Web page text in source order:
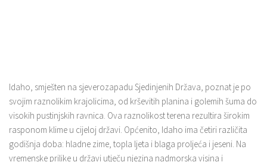
Idaho, smješten na sjeverozapadu Sjedinjenih Država, poznat je po
svojim raznolikim krajolicima, od krševitih planina i golemih šuma do
visokih pustinjskih ravnica. Ova raznolikost terena rezultira širokim
rasponom klime u cijeloj državi. Općenito, Idaho ima četiri različita
godišnja doba: hladne zime, topla ljeta i blaga proljeća i jeseni. Na
vremenske prilike u državi utječu njezina nadmorska visina i